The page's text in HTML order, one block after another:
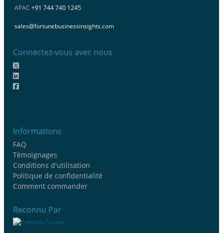
APAC +91 744 740 1245
sales@fortunebusinessinsights.com
Connectez-vous avec nous
Informations
FAQ
Témoignages
Conditions d'utilisation
Politique de confidentialité
Comment commander
Reconnu Par